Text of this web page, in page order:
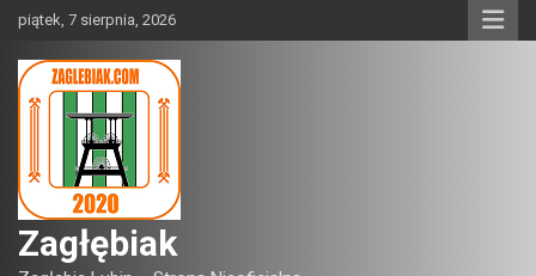
Skip
content
piątek, 7 sierpnia, 2026
Zagłębiak